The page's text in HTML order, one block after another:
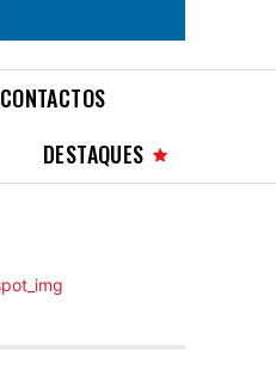
CONTACTOS
DESTAQUES